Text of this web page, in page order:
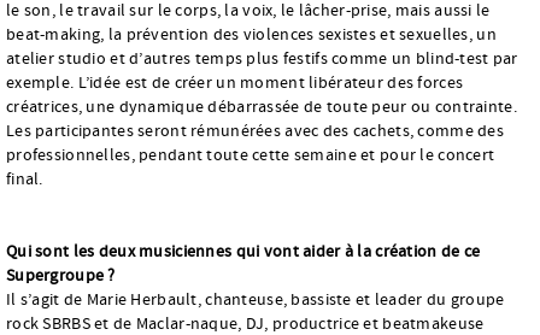
le son, le travail sur le corps, la voix, le lâcher-prise, mais aussi le
beat-making, la prévention des violences sexistes et sexuelles, un
atelier studio et d’autres temps plus festifs comme un blind-test par
exemple. L’idée est de créer un moment libérateur des forces
créatrices, une dynamique débarrassée de toute peur ou contrainte.
Les participantes seront rémunérées avec des cachets, comme des
professionnelles, pendant toute cette semaine et pour le concert
final.
Qui sont les deux musiciennes qui vont aider à la création de ce
Supergroupe ?
Il s’agit de Marie Herbault, chanteuse, bassiste et leader du groupe
rock SBRBS et de Maclar-naque, DJ, productrice et beatmakeuse